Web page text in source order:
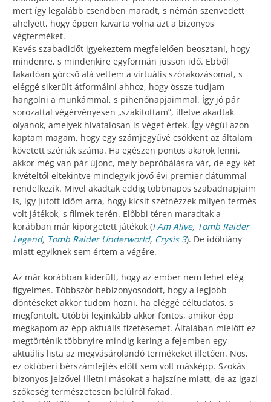
mert így legalább csendben maradt, s némán szenvedett
ahelyett, hogy éppen kavarta volna azt a bizonyos
végterméket.
Kevés szabadidőt igyekeztem megfelelően beosztani, hogy
mindenre, s mindenkire egyformán jusson idő. Ebből
fakadóan górcső alá vettem a virtuális szórakozásomat, s
eléggé sikerült átformálni ahhoz, hogy össze tudjam
hangolni a munkámmal, s pihenőnapjaimmal. Így jó pár
sorozattal végérvényesen „szakítottam”, illetve akadtak
olyanok, amelyek hivatalosan is véget értek. Így végül azon
kaptam magam, hogy egy számjegyűvé csökkent az általam
követett szériák száma. Ha egészen pontos akarok lenni,
akkor még van pár újonc, mely bepróbálásra vár, de egy-két
kivételtől eltekintve mindegyik jövő évi premier dátummal
rendelkezik. Mivel akadtak eddig többnapos szabadnapjaim
is, így jutott időm arra, hogy kicsit szétnézzek milyen termés
volt játékok, s filmek terén. Előbbi téren maradtak a
korábban már kipörgetett játékok (I Am Alive, Tomb Raider
Legend, Tomb Raider Underworld, Crysis 3). De időhiány
miatt egyiknek sem értem a végére.
Az már korábban kiderült, hogy az ember nem lehet elég
figyelmes. Többször bebizonyosodott, hogy a legjobb
döntéseket akkor tudom hozni, ha eléggé céltudatos, s
megfontolt. Utóbbi leginkább akkor fontos, amikor épp
megkapom az épp aktuális fizetésemet. Általában mielőtt ez
megtörténik többnyire mindig kering a fejemben egy
aktuális lista az megvásárolandó termékeket illetően. Nos,
ez októberi bérszámfejtés előtt sem volt másképp. Szokás
bizonyos jelzővel illetni másokat a hajszíne miatt, de az igazi
szőkeség természetesen belülről fakad.